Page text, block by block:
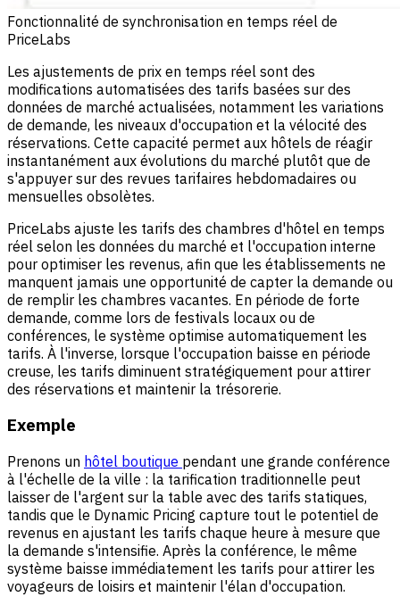
Fonctionnalité de synchronisation en temps réel de
PriceLabs
Les ajustements de prix en temps réel sont des
modifications automatisées des tarifs basées sur des
données de marché actualisées, notamment les variations
de demande, les niveaux d'occupation et la vélocité des
réservations. Cette capacité permet aux hôtels de réagir
instantanément aux évolutions du marché plutôt que de
s'appuyer sur des revues tarifaires hebdomadaires ou
mensuelles obsolètes.
PriceLabs ajuste les tarifs des chambres d'hôtel en temps
réel selon les données du marché et l'occupation interne
pour optimiser les revenus, afin que les établissements ne
manquent jamais une opportunité de capter la demande ou
de remplir les chambres vacantes. En période de forte
demande, comme lors de festivals locaux ou de
conférences, le système optimise automatiquement les
tarifs. À l'inverse, lorsque l'occupation baisse en période
creuse, les tarifs diminuent stratégiquement pour attirer
des réservations et maintenir la trésorerie.
Exemple
Prenons un hôtel boutique pendant une grande conférence
à l'échelle de la ville : la tarification traditionnelle peut
laisser de l'argent sur la table avec des tarifs statiques,
tandis que le Dynamic Pricing capture tout le potentiel de
revenus en ajustant les tarifs chaque heure à mesure que
la demande s'intensifie. Après la conférence, le même
système baisse immédiatement les tarifs pour attirer les
voyageurs de loisirs et maintenir l'élan d'occupation.